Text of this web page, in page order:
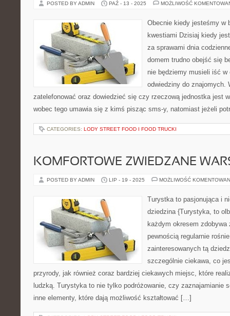
POSTED BY ADMIN PAŹ - 13 - 2025 MOŻLIWOŚĆ
Obecnie kiedy jesteśmy w
kwestiami Dzisiaj kiedy
za sprawami dnia
domem trudno obejść się
nie będziemy musieli iść w
odwiedziny do znajomych.
zatelefonować oraz dowiedzieć się czy rzeczową jednostka jest
wobec tego umawia się z kimś pisząc sms-y, natomiast jeżeli
CATEGORIES: LODY STREET FOOD I FOOD TRUCKI
KOMFORTOWE ZWIEDZANE
POSTED BY ADMIN LIP - 19 - 2025 MOŻLIWOŚĆ
Turystka to pasjonująca i
dziedzina {Turystyka, to
każdym okresem zdobywa
pewnością regularnie
zainteresowanych tą
szczególnie ciekawa, co
przyrody, jak również coraz bardziej ciekawych miejsc, które
ludzką. Turystyka to nie tylko podróżowanie, czy zaznajamianie
inne elementy, które dają możliwość kształtować […]